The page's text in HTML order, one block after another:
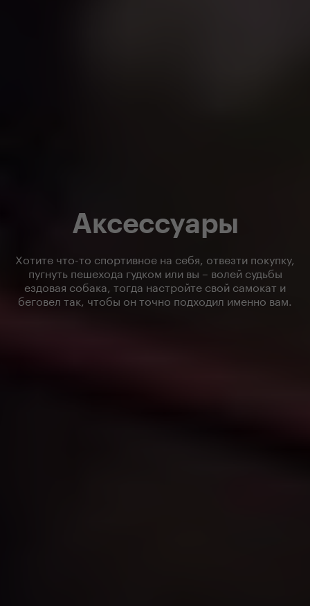
Аксессуары
Хотите что-то спортивное на себя, отвезти покупку,
пугнуть пешехода гудком или вы – волей судьбы
ездовая собака, тогда настройте свой самокат и
беговел так, чтобы он точно подходил именно вам.